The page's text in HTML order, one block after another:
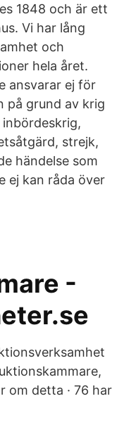
1848 och är ett
Vi har lång
och
hela året.
ansvarar ej för
på grund av krig
strejk,
händelse som
ej kan råda över
-
om detta · 76 har